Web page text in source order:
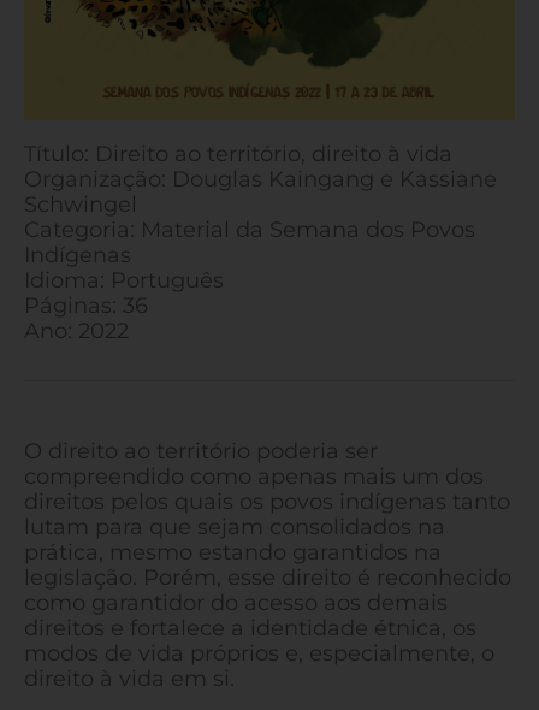
Título: Direito ao território, direito à vida
Organização: Douglas Kaingang e Kassiane
Schwingel
Categoria: Material da Semana dos Povos
Indígenas
Idioma: Português
Páginas: 36
Ano: 2022
O direito ao território poderia ser
compreendido como apenas mais um dos
direitos pelos quais os povos indígenas tanto
lutam para que sejam consolidados na
prática, mesmo estando garantidos na
legislação. Porém, esse direito é reconhecido
como garantidor do acesso aos demais
direitos e fortalece a identidade étnica, os
modos de vida próprios e, especialmente, o
direito à vida em si.